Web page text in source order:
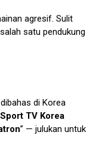
agresif. Sulit
satu pendukung
di Korea
Sport TV Korea
” — julukan untuk